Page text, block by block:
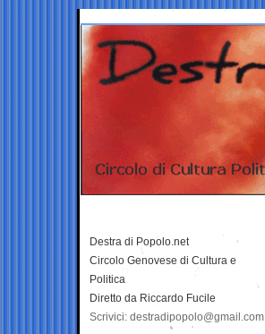
Destra di Popolo.net
Circolo Genovese di Cultura e
Politica
Diretto da Riccardo Fucile
Scrivici: destradipopolo@gmail.com